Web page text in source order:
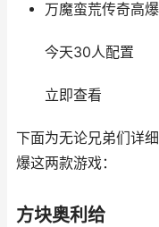
万魔蛮荒传奇高爆
今天30人配置
立即查看
下面为无论兄弟们详
爆这两款游戏：
方块奥利给